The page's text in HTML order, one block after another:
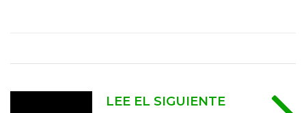
LEE EL SIGUIENTE